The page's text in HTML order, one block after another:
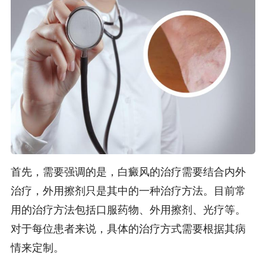
首先，需要强调的是，白癜风的治疗需要结合内外
治疗，外用擦剂只是其中的一种治疗方法。目前常
用的治疗方法包括口服药物、外用擦剂、光疗等。
对于每位患者来说，具体的治疗方式需要根据其病
情来定制。